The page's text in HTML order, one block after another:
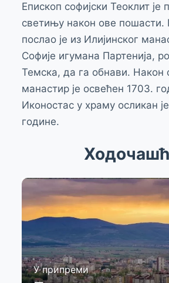
Епископ софијски Теоклит је
светињу након ове пошасти.
послао је из Илијинског
Софије игумана Партенија,
Темска, да га обнави. Након
манастир је освећен 1703.
Иконостас у храму осликан
године.
У припреми